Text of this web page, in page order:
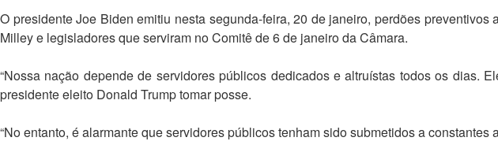
O presidente Joe Biden emitiu nesta segunda-feira, 20 de janeiro, perdões
Milley e legisladores que serviram no Comitê de 6 de janeiro da Câmara.
“Nossa nação depende de servidores públicos dedicados e altruístas todos os dias.
presidente eleito Donald Trump tomar posse.
“No entanto, é alarmante que servidores públicos tenham sido submetidos a